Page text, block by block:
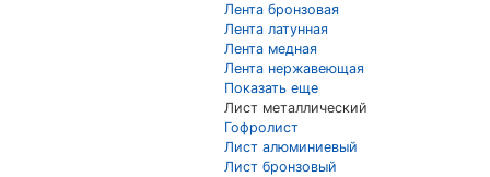
Лента бронзовая
Лента латунная
Лента медная
Лента нержавеющая
Показать еще
Лист металлический
Гофролист
Лист алюминиевый
Лист бронзовый